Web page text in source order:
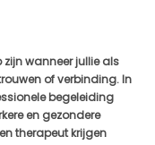
wanneer jullie als
of verbinding. In
begeleiding
en gezondere
therapeut krijgen